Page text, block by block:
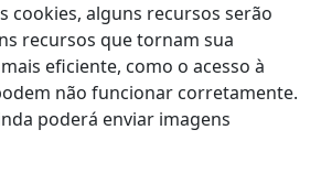
cookies, alguns recursos serão
recursos que tornam sua
eficiente, como o acesso à
não funcionar corretamente.
poderá enviar imagens